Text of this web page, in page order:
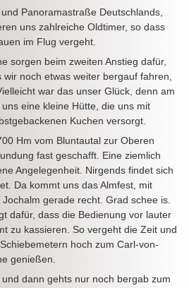
Panoramastraße Deutschlands,
uns zahlreiche Oldtimer, so dass
im Flug vergeht.
sorgen beim zweiten Anstieg dafür,
noch etwas weiter bergauf fahren,
war das unser Glück, denn am
eine kleine Hütte, die uns mit
Kuchen versorgt.
Hm vom Bluntautal zur Oberen
fast geschafft. Eine ziemlich
Angelegenheit. Nirgends findet sich
Da kommt uns das Almfest, mit
gerade recht. Grad schee is.
dafür, dass die Bedienung vor lauter
zu kassieren. So vergeht die Zeit und
hoch zum Carl-von-
genießen.
dann gehts nur noch bergab zum